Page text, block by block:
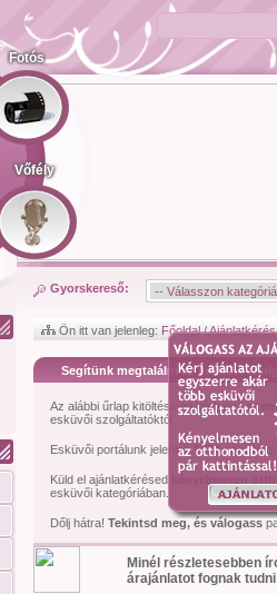
Fotós
Vőfély
Gyorskereső:
Ön itt van jelenleg: Főoldal/Ajánlatkérés
Segítünk megtalálni az esküvői
Az alábbi űrlap kitöltésével kérhetsz
esküvői szolgáltatóktól.
Esküvői portálunk jelenleg 1474esküvői
Küld el ajánlatkérésed
esküvői kategóriában.
Dőlj hátra! Tekintsd meg, és válogass
Minél részletesebben
árajánlatot fognak